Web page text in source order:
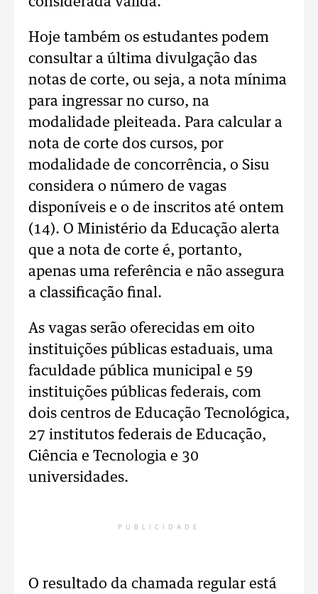
Hoje também os estudantes podem
consultar a última divulgação das
notas de corte, ou seja, a nota mínima
para ingressar no curso, na
modalidade pleiteada. Para calcular a
nota de corte dos cursos, por
modalidade de concorrência, o Sisu
considera o número de vagas
disponíveis e o de inscritos até ontem
(14). O Ministério da Educação alerta
que a nota de corte é, portanto,
apenas uma referência e não assegura
a classificação final.
As vagas serão oferecidas em oito
instituições públicas estaduais, uma
faculdade pública municipal e 59
instituições públicas federais, com
dois centros de Educação Tecnológica,
27 institutos federais de Educação,
Ciência e Tecnologia e 30
universidades.
PUBLICIDADE
O resultado da chamada regular está